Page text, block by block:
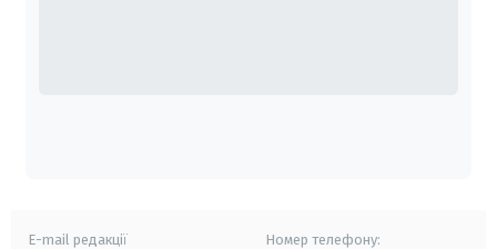
E-mail редакції Номер телефону: